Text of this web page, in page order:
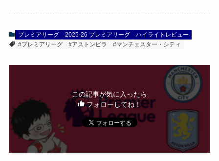
プレミアリーグ 2025-26 プレミアリーグ
ハイライトレビュー
#プレミアリーグ
#アストンビラ #マンチェスター・シティ
この記事が気に入ったら
フォローしてね！